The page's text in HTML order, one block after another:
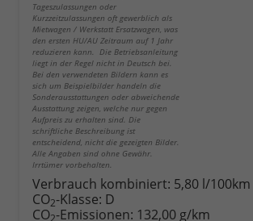
Tageszulassungen oder
Kurzzeitzulassungen oft gewerblich als
Mietwagen / Werkstatt Ersatzwagen, was
den ersten HU/AU Zeitraum auf 1 Jahr
reduzieren kann. Die Betriebsanleitung
liegt in der Regel nicht in Deutsch bei.
Bei den verwendeten Bildern kann es
sich um Beispielbilder handeln die
Sonderausstattungen oder abweichende
Ausstattung zeigen, welche nur gegen
Aufpreis zu erhalten sind. Die
schriftliche Beschreibung ist
entscheidend, nicht die gezeigten Bilder.
Alle Angaben sind ohne Gewähr.
Irrtümer vorbehalten.
Verbrauch kombiniert: 5,80 l/100km
CO2-Klasse: D
CO -Emissionen: 132,00 g/km